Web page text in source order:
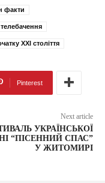
факти
телебачення
ХХІ століття
Pinterest
Next article
УКРАЇНСЬКОЇ
“ПІСЕННИЙ СПАС”
У ЖИТОМИРІ